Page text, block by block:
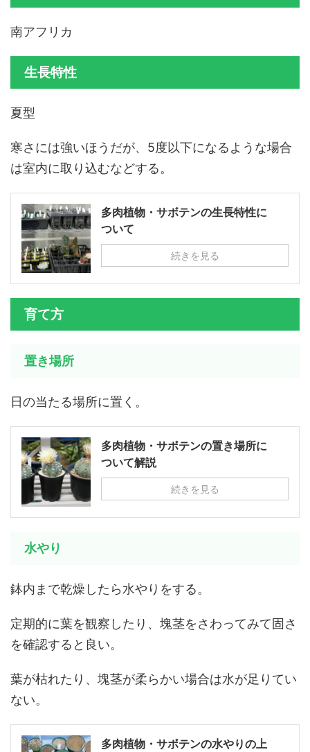
南アフリカ
生長特性
夏型
寒さには強いほうだが、5度以下になるような場合
は室内に取り込むなどする。
多肉植物・サボテンの生長特性に
ついて
続きを見る
育て方
置き場所
日の当たる場所に置く。
多肉植物・サボテンの置き場所に
ついて解説
続きを見る
水やり
鉢内まで乾燥したら水やりをする。
定期的に葉を観察したり、塊茎をさわってみて固さ
を確認すると良い。
葉が枯れたり、塊茎が柔らかい場合は水が足りてい
ない。
多肉植物・サボテンの水やりの上